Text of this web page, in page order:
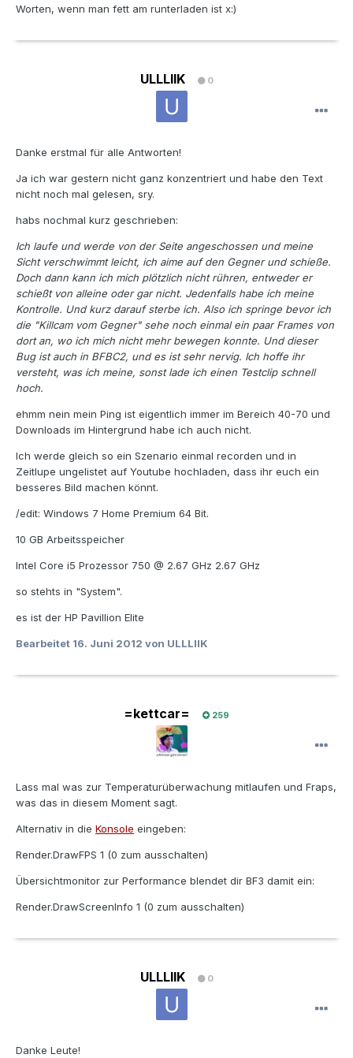
Worten, wenn man fett am runterladen ist x:)
ULLLIIK 0
Danke erstmal für alle Antworten!
Ja ich war gestern nicht ganz konzentriert und habe den Text
nicht noch mal gelesen, sry.
habs nochmal kurz geschrieben:
Ich laufe und werde von der Seite angeschossen und meine
Sicht verschwimmt leicht, ich aime auf den Gegner und schieße.
Doch dann kann ich mich plötzlich nicht rühren, entweder er
schießt von alleine oder gar nicht. Jedenfalls habe ich meine
Kontrolle. Und kurz darauf sterbe ich. Also ich springe bevor ich
die "Killcam vom Gegner" sehe noch einmal ein paar Frames von
dort an, wo ich mich nicht mehr bewegen konnte. Und dieser
Bug ist auch in BFBC2, und es ist sehr nervig. Ich hoffe ihr
versteht, was ich meine, sonst lade ich einen Testclip schnell
hoch.
ehmm nein mein Ping ist eigentlich immer im Bereich 40-70 und
Downloads im Hintergrund habe ich auch nicht.
Ich werde gleich so ein Szenario einmal recorden und in
Zeitlupe ungelistet auf Youtube hochladen, dass ihr euch ein
besseres Bild machen könnt.
/edit: Windows 7 Home Premium 64 Bit.
10 GB Arbeitsspeicher
Intel Core i5 Prozessor 750 @ 2.67 GHz 2.67 GHz
so stehts in "System".
es ist der HP Pavillion Elite
Bearbeitet 16. Juni 2012 von ULLLIIK
=kettcar= 259
Lass mal was zur Temperaturüberwachung mitlaufen und Fraps,
was das in diesem Moment sagt.
Alternativ in die Konsole eingeben:
Render.DrawFPS 1 (0 zum ausschalten)
Übersichtmonitor zur Performance blendet dir BF3 damit ein:
Render.DrawScreenInfo 1 (0 zum ausschalten)
ULLLIIK 0
Danke Leute!